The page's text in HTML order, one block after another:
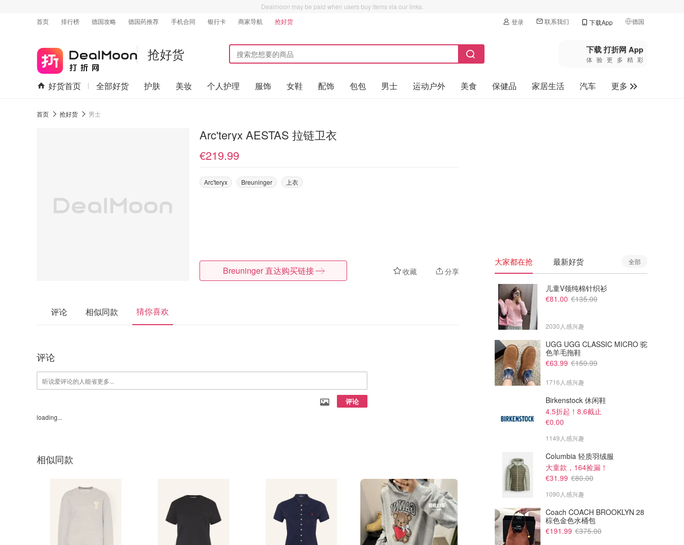
Dealmoon may be paid when users buy items via our links.
首页
排行榜 德国攻略 德国药推荐 手机合同 银行卡 商家导航 抢好货 登录 联系我们 下载App 德国
🇺🇸美国
🇨🇳中国
🇨🇦加拿大
抢好货 下载 打折网 App
体验更多精彩
好货首页 全部好货 护肤 美妆 个人护理 服饰 女鞋 配饰 包包 男士 运动户外 美食 保健品 家居生活 汽车
更多
首页 抢好货 男士
Arc'teryx AESTAS 拉链卫衣
€219.99
Arc'teryx Breuninger 上衣
收藏 分享
Breuninger 直达购买链接
评论 相似同款 猜你喜欢
评论
评论
loading...
相似同款
大家都在抢 最新好货 全部
儿童V领纯棉针织衫
€81.00 €135.00
2030人感兴趣
UGG UGG CLASSIC MICRO 驼
色羊毛拖鞋
€63.99 €159.99
1716人感兴趣
Birkenstock 休闲鞋
4.5折起！8.6截止
€0.00
1149人感兴趣
Columbia 轻质羽绒服
大童款，164捡漏！
€31.99 €80.00
1090人感兴趣
Coach COACH BROOKLYN 28
棕色金色水桶包
€191.99 €375.00